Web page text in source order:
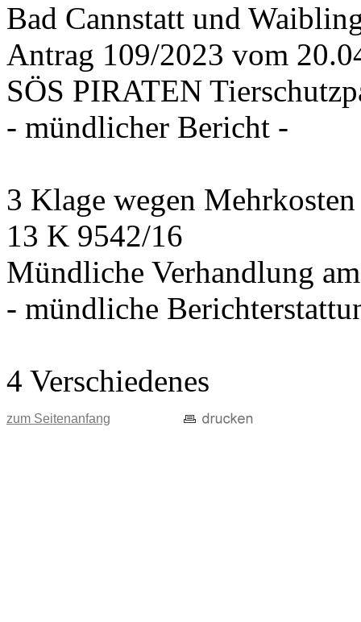
Bad Cannstatt und
Antrag 109/2023 vom
SÖS PIRATEN
- mündlicher Bericht -
3 Klage wegen
13 K 9542/16
Mündliche Verhandlung
- mündliche
4 Verschiedenes
zum Seitenanfang